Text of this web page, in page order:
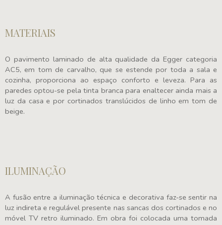
MATERIAIS
O pavimento laminado de alta qualidade da Egger categoria
AC5, em tom de carvalho, que se estende por toda a sala e
cozinha, proporciona ao espaço conforto e leveza. Para as
paredes optou-se pela tinta branca para enaltecer ainda mais a
luz da casa e por cortinados translúcidos de linho em tom de
beige.
ILUMINAÇÃO
A fusão entre a iluminação técnica e decorativa faz-se sentir na
luz indireta e regulável presente nas sancas dos cortinados e no
móvel TV retro iluminado. Em obra foi colocada uma tomada